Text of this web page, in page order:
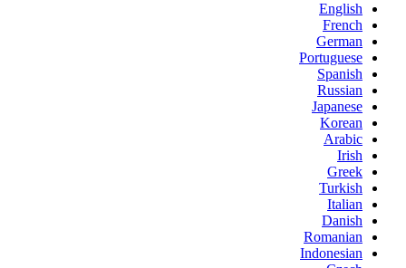
English
French
German
Portuguese
Spanish
Russian
Japanese
Korean
Arabic
Irish
Greek
Turkish
Italian
Danish
Romanian
Indonesian